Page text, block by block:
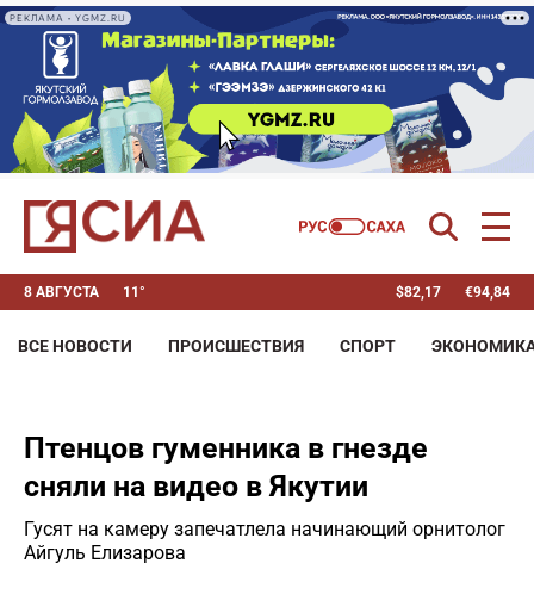
РЕКЛАМА • YGMZ.RU
8 АВГУСТА 11° $82,17 €94,84
ВСЕ НОВОСТИ ПРОИСШЕСТВИЯ СПОРТ
Птенцов гуменника в гнезде
сняли на видео в Якутии
Гусят на камеру запечатлела начинающий орнитолог
Айгуль Елизарова